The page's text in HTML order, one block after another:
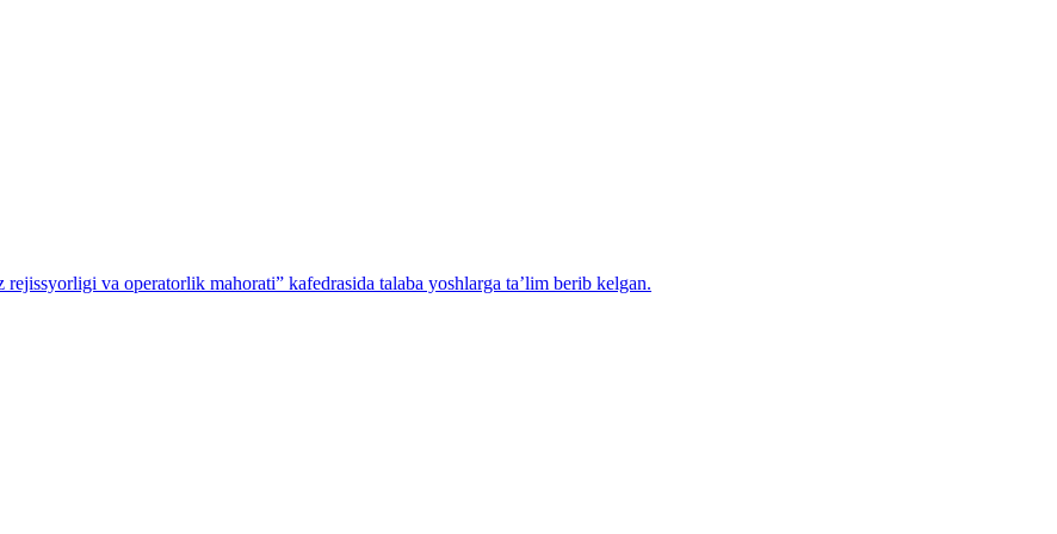
va operatorlik mahorati” kafedrasida talaba yoshlarga ta’lim berib kelgan.